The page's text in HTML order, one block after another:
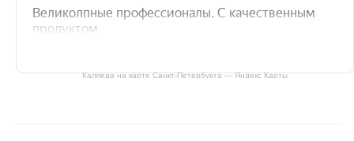
Калпеда на карте Санкт‑Петербурга — Яндекс Карты